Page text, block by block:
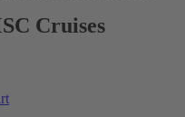
Cruises